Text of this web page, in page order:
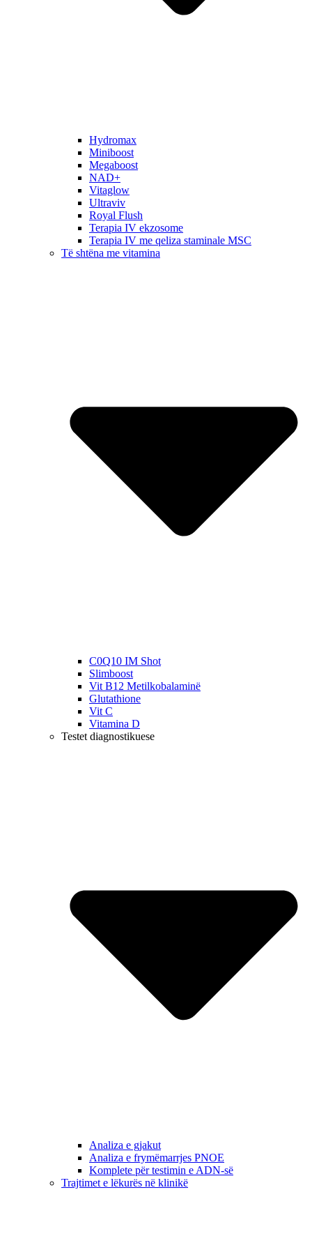
Hydromax
Miniboost
Megaboost
NAD+
Vitaglow
Ultraviv
Royal Flush
Terapia IV ekzosome
Terapia IV me qeliza staminale MSC
Të shtëna me vitamina
C0Q10 IM Shot
Slimboost
Vit B12 Metilkobalaminë
Glutathione
Vit C
Vitamina D
Testet diagnostikuese
Analiza e gjakut
Analiza e frymëmarrjes PNOE
Komplete për testimin e ADN-së
Trajtimet e lëkurës në klinikë